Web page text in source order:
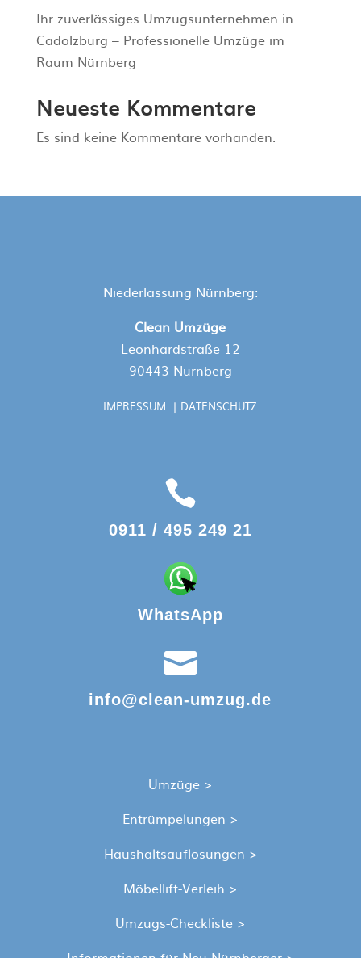
Ihr zuverlässiges Umzugsunternehmen in
Cadolzburg – Professionelle Umzüge im
Raum Nürnberg
Neueste Kommentare
Es sind keine Kommentare vorhanden.
Niederlassung Nürnberg:
Clean Umzüge
Leonhardstraße 12
90443 Nürnberg
IMPRESSUM | DATENSCHUTZ

0911 / 495 249 21
WhatsApp

info@clean-umzug.de
Umzüge >
Entrümpelungen >
Haushaltsauflösungen >
Möbellift-Verleih >
Umzugs-Checkliste >